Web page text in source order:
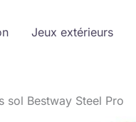
Jeux extérieurs
sol Bestway Steel Pro